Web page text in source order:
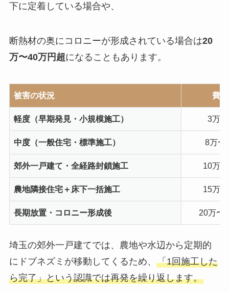
下に定着している場合や、
断熱材の奥にコロニーが形成されている場合は20
万〜40万円超になることもあります。
被害の状況 費
軽度（早期発見・小規模施工） 3万
中度（一般住宅・標準施工） 8万〜
郊外一戸建て・全経路封鎖施工 10万
農地隣接住宅＋床下一括施工 15万
長期放置・コロニー形成後 20万〜
埼玉の郊外一戸建てでは、農地や水辺から定期的
にドブネズミが移動してくるため、 「1回施工した
ら完了」という認識では再発を繰り返します。